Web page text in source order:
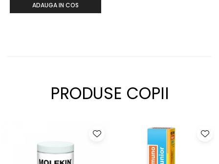
ADAUGA IN COS
PRODUSE COPII